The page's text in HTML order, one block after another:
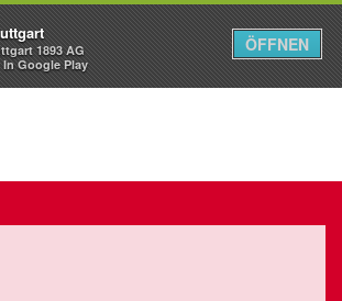
Menü
1893 AG
Google Play
ÖFFNEN